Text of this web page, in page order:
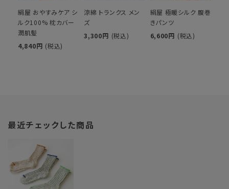
絹屋 おやすみケア シ
ルク100% 枕カバー
潤肌髪
4,840円 (税込)
涼綿 トランクス メン
ズ
3,300円 (税込)
絹屋 極暖シルク 腹巻
きパンツ
6,600円 (税込)
最近チェックした商品